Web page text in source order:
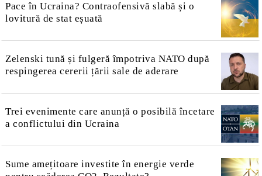
Pace în Ucraina? Contraofensivă slabă și o
lovitură de stat eșuată
Zelenski tună și fulgeră împotriva NATO după
respingerea cererii țării sale de aderare
Trei evenimente care anunță o posibilă încetare
a conflictului din Ucraina
Sume amețitoare investite în energie verde